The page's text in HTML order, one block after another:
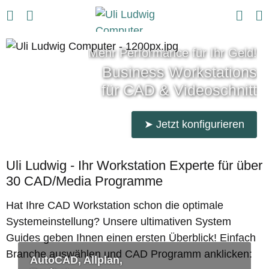
Mehr Performance für Ihr Geld!
Business Workstations
für CAD & Videoschnitt
➤ Jetzt konfigurieren
Uli Ludwig - Ihr Workstation Experte für über
30 CAD/Media Programme
Hat Ihre CAD Workstation schon die optimale
Systemeinstellung? Unsere ultimativen System
Guides geben Ihnen einen ersten Überblick! Einfach
Branche auswählen und CAD Programm anklicken:
AutoCAD, Allplan,